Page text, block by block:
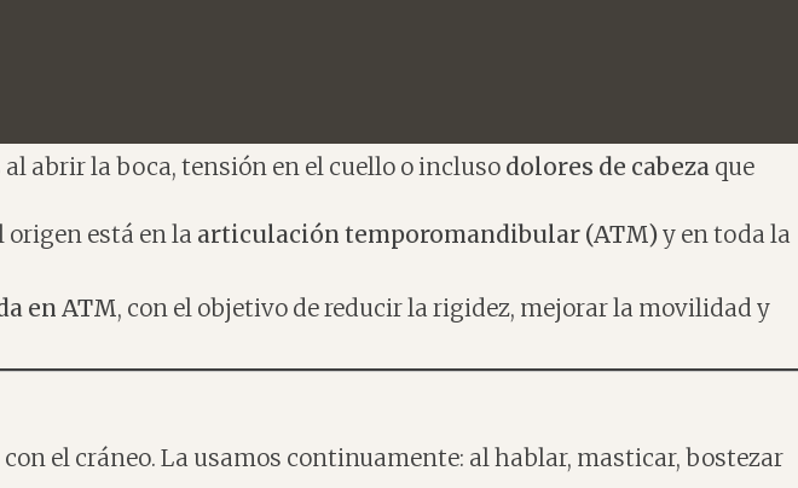
al abrir la boca, tensión en el cuello o incluso dolores de cabeza que
origen está en la articulación temporomandibular (ATM)y en toda la
en ATM, con el objetivo de reducir la rigidez, mejorar la movilidad y
el cráneo. La usamos continuamente: al hablar, masticar, bostezar